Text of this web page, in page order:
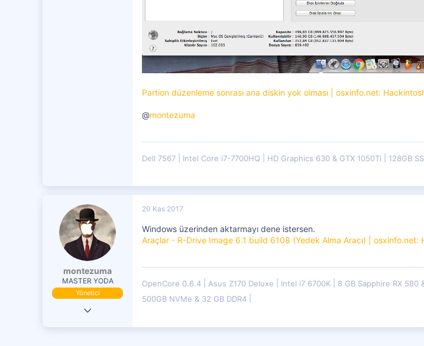
Partion düzenleme sonrası ana diskin yok olması | osxinfo.net:
@montezuma
Dell 7567 Intel Core i7-7700HQ HD Graphics 630 & GTX 1050Ti 128GB
montezuma
MASTER YODA
Yönetici
19 Eki 2016
20 Kas 2017
Windows üzerinden aktarmayı dene istersen.
Araçlar - R-Drive Image 6.1 build 6108 (Yedek Alma Aracı) |
OpenCore 0.6.4 Asus Z170 Deluxe Intel i7 6700K 8 GB Sapphire RX 580
500GB NVMe & 32 GB DDR4